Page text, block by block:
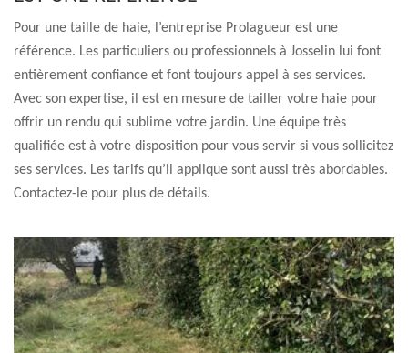
Pour une taille de haie, l’entreprise Prolagueur est une
référence. Les particuliers ou professionnels à Josselin lui font
entièrement confiance et font toujours appel à ses services.
Avec son expertise, il est en mesure de tailler votre haie pour
offrir un rendu qui sublime votre jardin. Une équipe très
qualifiée est à votre disposition pour vous servir si vous sollicitez
ses services. Les tarifs qu’il applique sont aussi très abordables.
Contactez-le pour plus de détails.